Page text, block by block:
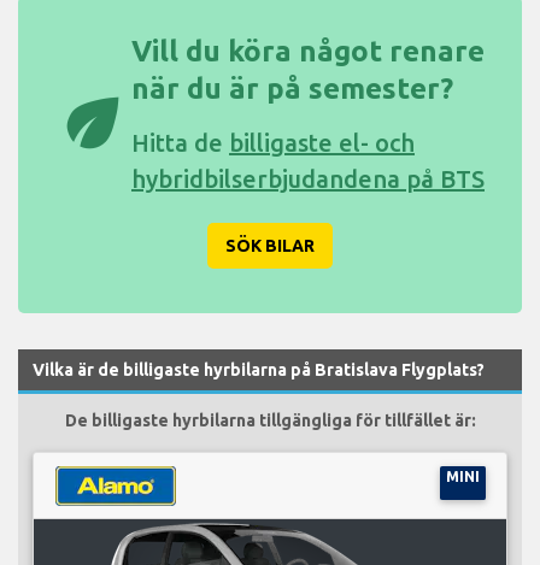
eco
Vill du köra något renare
när du är på semester?
Hitta de billigaste el- och
hybridbilserbjudandena på BTS
SÖK BILAR
Vilka är de billigaste hyrbilarna på Bratislava Flygplats?
De billigaste hyrbilarna tillgängliga för tillfället är:
MINI